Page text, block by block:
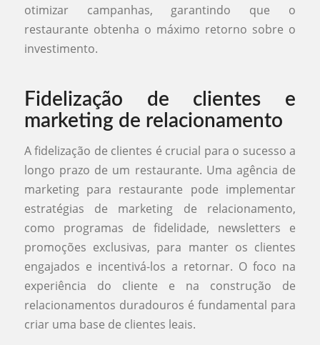
otimizar campanhas, garantindo que o
restaurante obtenha o máximo retorno sobre o
investimento.
Fidelização de clientes e
marketing de relacionamento
A fidelização de clientes é crucial para o sucesso a
longo prazo de um restaurante. Uma agência de
marketing para restaurante pode implementar
estratégias de marketing de relacionamento,
como programas de fidelidade, newsletters e
promoções exclusivas, para manter os clientes
engajados e incentivá-los a retornar. O foco na
experiência do cliente e na construção de
relacionamentos duradouros é fundamental para
criar uma base de clientes leais.